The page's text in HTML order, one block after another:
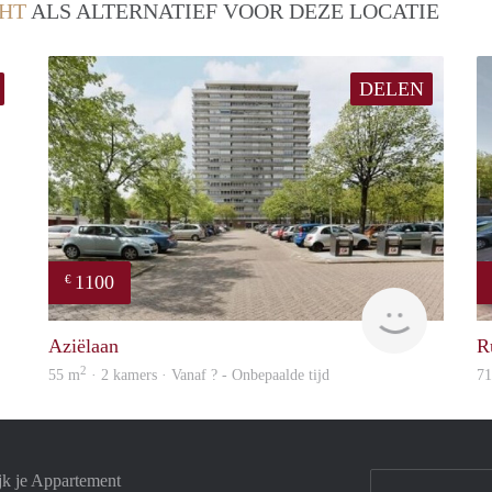
ALS ALTERNATIEF VOOR DEZE LOCATIE
DELEN
€ 1100
finder
Aziëlaan
55 m2 · 2 kamers · Vanaf ? - Onbepaalde tijd
je Appartement